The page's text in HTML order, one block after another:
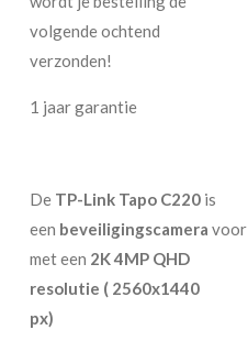
volgende ochtend
verzonden!
1 jaar garantie
De TP-Link Tapo C220 is
een beveiligingscamera voor
met een 2K 4MP QHD
resolutie ( 2560x1440
px)